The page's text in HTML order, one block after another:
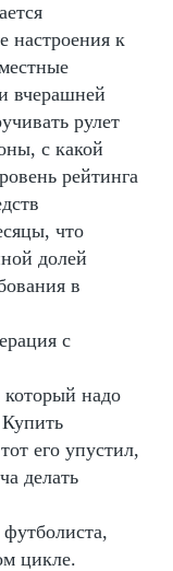
настроения к
вчерашней
рулет
с какой
рейтинга
что
долей
в
с
надо
его упустил,
делать
цикле.